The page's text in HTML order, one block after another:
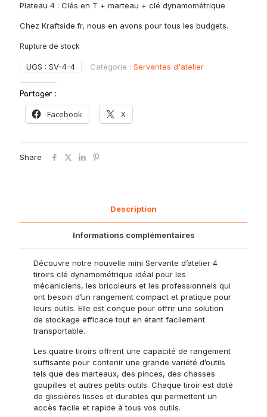
Plateau 4 : Clés en T + marteau + clé dynamométrique
Chez Kraftside.fr, nous en avons pour tous les budgets.
Rupture de stock
UGS : SV-4-4 Catégorie : Servantes d'atelier
Partager :
Facebook X
Share
Description
Informations complémentaires
Découvre notre nouvelle mini Servante d’atelier 4
tiroirs clé dynamométrique idéal pour les
mécaniciens, les bricoleurs et les professionnels qui
ont besoin d’un rangement compact et pratique pour
leurs outils. Elle est conçue pour offrir une solution
de stockage efficace tout en étant facilement
transportable.
Les quatre tiroirs offrent une capacité de rangement
suffisante pour contenir une grande variété d’outils
tels que des marteaux, des pinces, des chasses
goupilles et autres petits outils. Chaque tiroir est doté
de glissières lisses et durables qui permettent un
accès facile et rapide à tous vos outils.